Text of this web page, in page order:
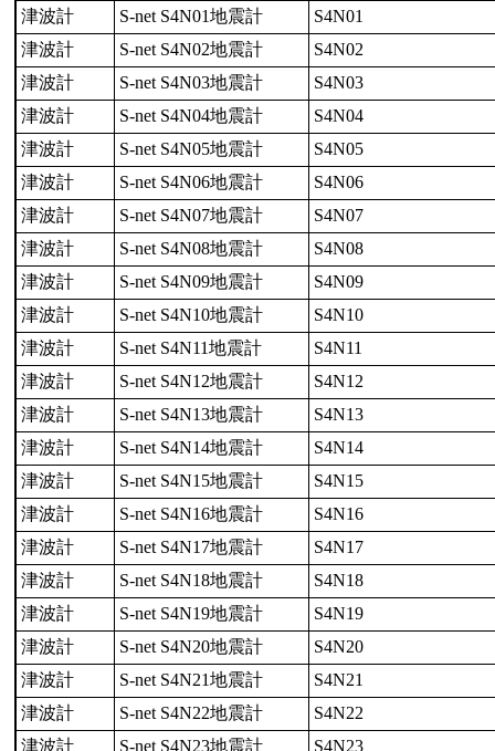
津波計
S-net S4N01地震計
S4N01
津波計
S-net S4N02地震計
S4N02
津波計
S-net S4N03地震計
S4N03
津波計
S-net S4N04地震計
S4N04
津波計
S-net S4N05地震計
S4N05
津波計
S-net S4N06地震計
S4N06
津波計
S-net S4N07地震計
S4N07
津波計
S-net S4N08地震計
S4N08
津波計
S-net S4N09地震計
S4N09
津波計
S-net S4N10地震計
S4N10
津波計
S-net S4N11地震計
S4N11
津波計
S-net S4N12地震計
S4N12
津波計
S-net S4N13地震計
S4N13
津波計
S-net S4N14地震計
S4N14
津波計
S-net S4N15地震計
S4N15
津波計
S-net S4N16地震計
S4N16
津波計
S-net S4N17地震計
S4N17
津波計
S-net S4N18地震計
S4N18
津波計
S-net S4N19地震計
S4N19
津波計
S-net S4N20地震計
S4N20
津波計
S-net S4N21地震計
S4N21
津波計
S-net S4N22地震計
S4N22
津波計
S-net S4N23地震計
S4N23